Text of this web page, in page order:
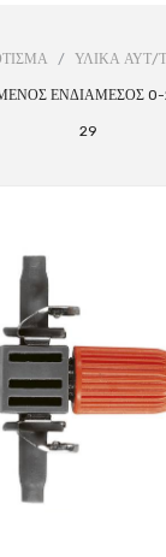
/ ΥΛΙΚΑ ΑΥΤ/
ΕΝΔΙΑΜΕΣΟΣ 0-
29